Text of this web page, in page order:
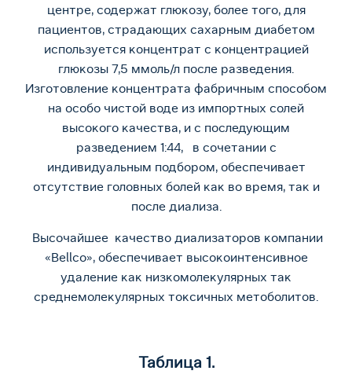
центре, содержат глюкозу, более того, для
пациентов, страдающих сахарным диабетом
используется концентрат с концентрацией
глюкозы 7,5 ммоль/л после разведения.
Изготовление концентрата фабричным способом
на особо чистой воде из импортных солей
высокого качества, и с последующим
разведением 1:44, в сочетании с
индивидуальным подбором, обеспечивает
отсутствие головных болей как во время, так и
после диализа.
Высочайшее качество диализаторов компании
«Bellco», обеспечивает высокоинтенсивное
удаление как низкомолекулярных так
среднемолекулярных токсичных метоболитов.
Таблица 1.